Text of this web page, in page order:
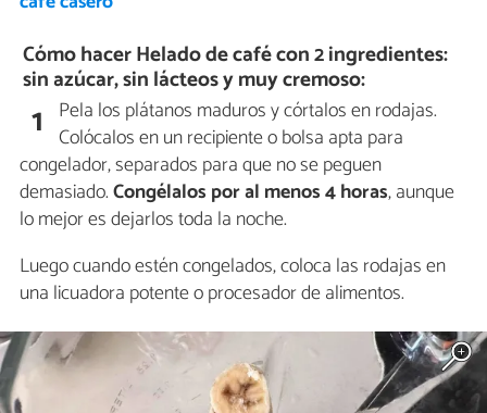
Cómo hacer Helado de café con 2 ingredientes:
sin azúcar, sin lácteos y muy cremoso:
1 Pela los plátanos maduros y córtalos en rodajas.
Colócalos en un recipiente o bolsa apta para
congelador, separados para que no se peguen
demasiado.Congélalos por al menos 4 horas, aunque
lo mejor es dejarlos toda la noche.
Luego cuando estén congelados, coloca las rodajas en
una licuadora potente o procesador de alimentos.